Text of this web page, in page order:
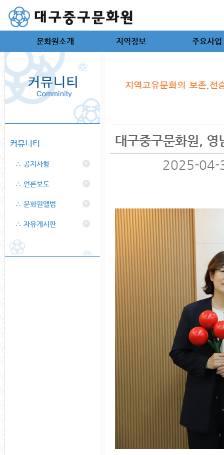
커뮤니티
∴ 공지사항 >
∴ 언론보도 >
∴ 문화원앨범 >
∴ 자유게시판 >
대구중구문화원, 영
2025-04-
문화원소개 지역정보 주요사업